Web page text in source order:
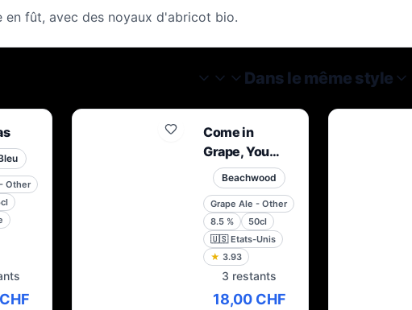
en fût, avec des noyaux d'abricot bio.
Dans le même style
Other
Come in
Grape, You
Time is Up –
Muscat
Beachwood
Grape Ale - Other
8.5 %
50cl
🇺🇸 Etats-Unis
★ 3.93
3 restants
18,00 CHF